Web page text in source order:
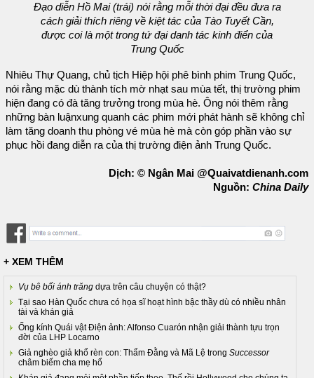
Đạo diễn Hồ Mai (trái) nói rằng mỗi thời đại đều đưa ra
cách giải thích riêng về kiệt tác của Tào Tuyết Cần,
được coi là một trong tứ đại danh tác kinh điển của
Trung Quốc
Nhiêu Thự Quang, chủ tịch Hiệp hội phê bình phim Trung Quốc,
nói rằng mặc dù thành tích mờ nhạt sau mùa tết, thị trường phim
hiện đang có đà tăng trưởng trong mùa hè. Ông nói thêm rằng
những bàn luậnxung quanh các phim mới phát hành sẽ không chỉ
làm tăng doanh thu phòng vé mùa hè mà còn góp phần vào sự
phục hồi đang diễn ra của thị trường điện ảnh Trung Quốc.
Dịch: © Ngân Mai @Quaivatdienanh.com
Nguồn: China Daily
+ XEM THÊM
Vụ bê bối ánh trăng dựa trên câu chuyện có thật?
Tại sao Hàn Quốc chưa có họa sĩ hoạt hình bậc thầy dù có nhiều nhân
tài và khán giả
Ống kính Quái vật Điện ảnh: Alfonso Cuarón nhận giải thành tựu trọn
đời của LHP Locarno
Giả nghèo giả khổ rèn con: Thẩm Đằng và Mã Lệ trong Successor
châm biếm cha mẹ hổ